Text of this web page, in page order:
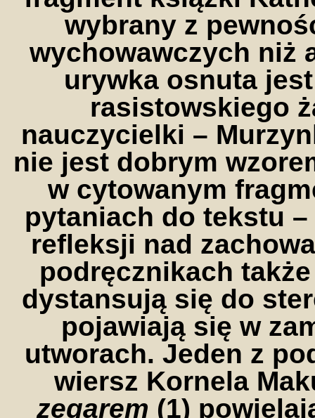
wybrany z
wychowawczych niż
urywka osnuta
rasistowskiego
nauczycielki –
nie jest dobrym
w cytowanym
pytaniach do tekstu
refleksji nad
podręcznikach
dystansują się do
pojawiają się w
utworach. Jeden z
wiersz Kornela
zegarem (1)